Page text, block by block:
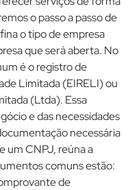
o passo a passo de
o tipo de empresa
que será aberta. No
é o registro de
Limitada (EIRELI) ou
(Ltda). Essa
e das necessidades
necessária
um CNPJ, reúna a
comuns estão:
de